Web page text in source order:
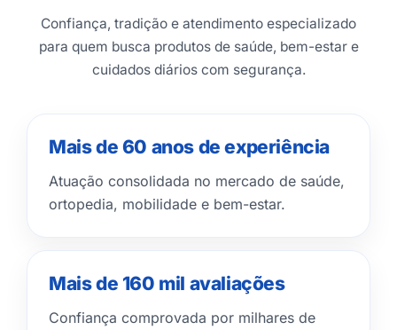
Confiança, tradição e atendimento especializado
para quem busca produtos de saúde, bem-estar e
cuidados diários com segurança.
Mais de 60 anos de experiência
Atuação consolidada no mercado de saúde,
ortopedia, mobilidade e bem-estar.
Mais de 160 mil avaliações
Confiança comprovada por milhares de